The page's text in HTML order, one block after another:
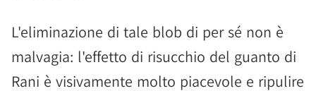
L'eliminazione di tale blob di per sé non è
malvagia: l'effetto di risucchio del guanto di
Rani è visivamente molto piacevole e ripulire